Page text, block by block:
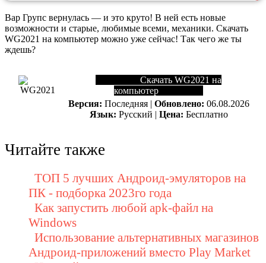
Вар Групс вернулась — и это круто! В ней есть новые
возможности и старые, любимые всеми, механики. Скачать
WG2021 на компьютер можно уже сейчас! Так чего же ты
ждешь?
Скачать WG2021 на
компьютер
Версия: Последняя | Обновлено: 06.08.2026
Язык: Русский | Цена: Бесплатно
Читайте также
ТОП 5 лучших Андроид-эмуляторов на
ПК - подборка 2023го года
Как запустить любой apk-файл на
Windows
Использование альтернативных магазинов
Андроид-приложений вместо Play Market